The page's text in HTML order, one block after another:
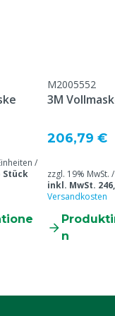
Rindvieh,
Ziegen,
/
Stück
M2005552
3M
206,79 €
zzgl. 19% MwSt. /
inkl. MwSt.
Versandkosten
n